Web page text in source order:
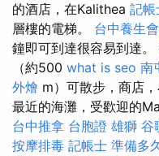
的酒店，在Kalithea 記帳
層樓的電梯。 台中養生
鐘即可到達很容易到達。
（約500 what is seo 南
外燴 m）可散步，商店
最近的海灘，受歡迎的
台中推拿 台胞證 雄獅 谷
按摩排毒 記帳士 準備多